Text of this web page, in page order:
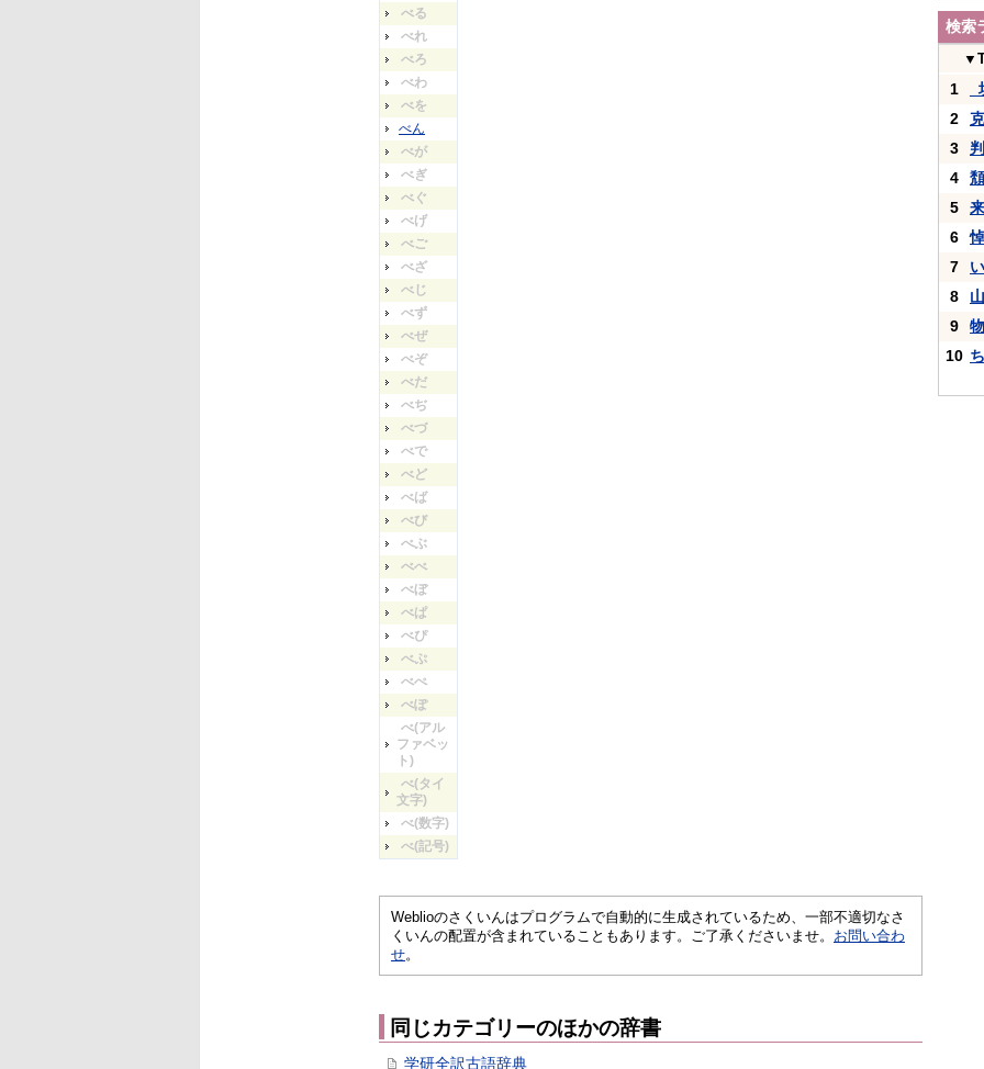
べる
べれ
べろ
べわ
べを
べん
べが
べぎ
べぐ
べげ
べご
べざ
べじ
べず
べぜ
べぞ
べだ
べぢ
べづ
べで
べど
べば
べび
べぶ
べべ
べぼ
べぱ
べぴ
べぷ
べぺ
べぽ
べ(アル
ファベッ
ト)
べ(タイ
文字)
べ(数字)
べ(記号)
Weblioのさくいんはプログラムで自動的に生成されているため、一部不適切なさ
くいんの配置が含まれていることもあります。ご了承くださいませ。 お問い合わ
せ。
同じカテゴリーのほかの辞書
学研全訳古語辞典
検索
▼
1
2
3
4
5
6
7
8
9
10